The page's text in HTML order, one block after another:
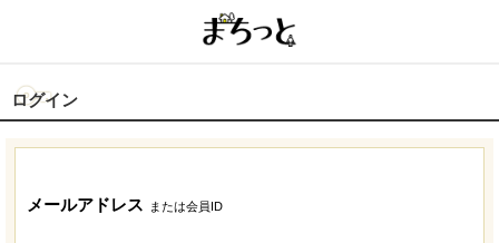
ログイン
メールアドレス または会員ID